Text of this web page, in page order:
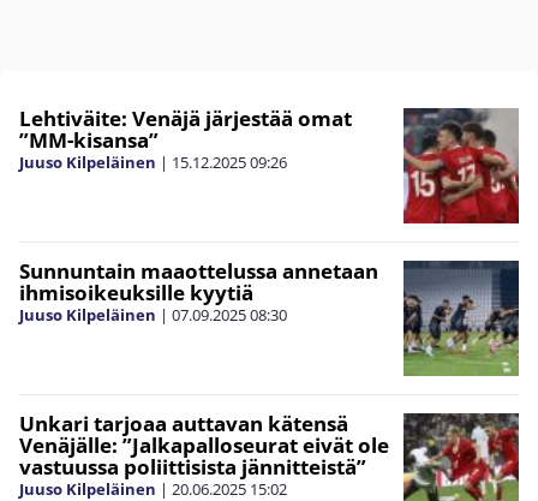
Lehtiväite: Venäjä järjestää omat
”MM-kisansa”
Juuso Kilpeläinen | 15.12.202509:26
Sunnuntain maaottelussa annetaan
ihmisoikeuksille kyytiä
Juuso Kilpeläinen | 07.09.202508:30
Unkari tarjoaa auttavan kätensä
Venäjälle: ”Jalkapalloseurat eivät ole
vastuussa poliittisista jännitteistä”
Juuso Kilpeläinen | 20.06.2025 15:02